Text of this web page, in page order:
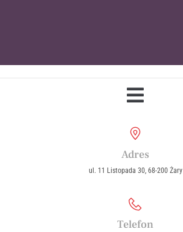
Adres
ul. 11 Listopada 30, 68-200 Żary
Telefon